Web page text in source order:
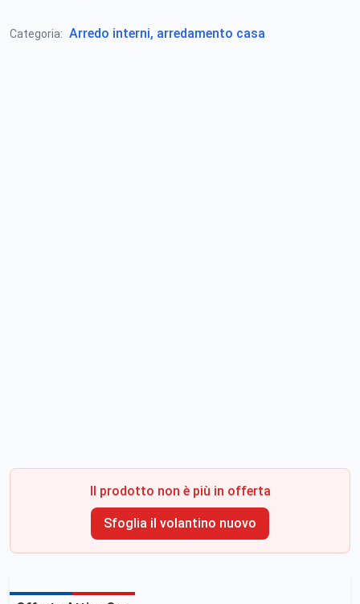
Categoria: Arredo interni, arredamento casa
Il prodotto non è più in offerta
Sfoglia il volantino nuovo